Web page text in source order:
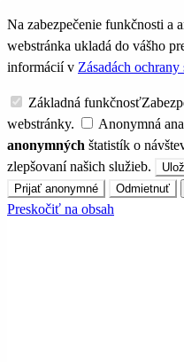
Na zabezpečenie funkčnosti a
webstránka ukladá do vášho
informácií v Zásadách ochrany
Základná funkčnosť
webstránky.
Anonymná
anonymných štatistík o
zlepšovaní našich služieb.
Prijať anonymné
Odmietnuť
Preskočiť na obsah